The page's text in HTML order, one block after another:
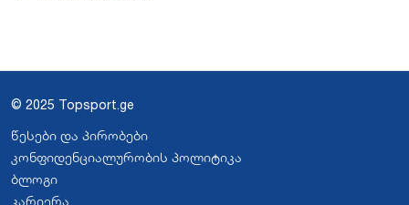
© 2025 Topsport.ge
წესები და პირობები
კონფიდენციალურობის პოლიტიკა
ბლოგი
კარიერა